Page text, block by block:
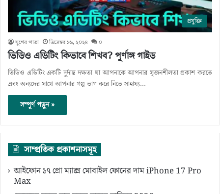
প্রযুক্তি
যুগের পাতা ডিসেম্বর ১৬, ২০২৪ ০
ভিডিও এডিটিং কিভাবে শিখব? পূর্ণাঙ্গ গাইড
ভিডিও এডিটিং একটি দুর্দান্ত দক্ষতা যা আপনাকে আপনার সৃজনশীলতা প্রকাশ করতে
এবং অন্যদের সাথে আপনার গল্প ভাগ করে নিতে সাহায্য…
সম্পূর্ণ পড়ুন »
সাম্প্রতিক প্রকাশনাসমূহ
আইফোন ১৭ প্রো ম্যাক্স মোবাইল ফোনের দাম iPhone 17 Pro
Max